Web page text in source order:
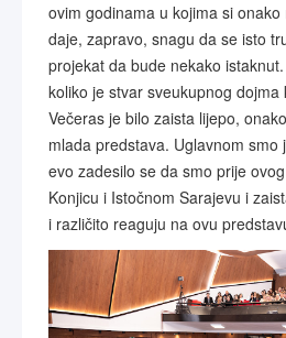
ovim godinama u kojima si
daje, zapravo, snagu da se isto
projekat da bude nekako
koliko je stvar sveukupnog dojma
Večeras je bilo zaista lijepo,
mlada predstava. Uglavnom smo
evo zadesilo se da smo prije
Konjicu i Istočnom Sarajevu i
i različito reaguju na ovu